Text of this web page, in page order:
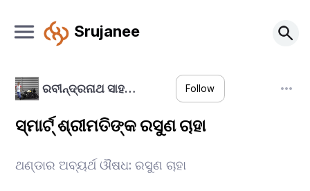
Srujanee
ରବୀନ୍ଦ୍ରନାଥ ସାହ… Follow
ସ୍ମାର୍ଟ୍ ଶ୍ରୀମତିଙ୍କ ରସୁଣ ଚାହା
ଥଣ୍ଡାର ଅବ୍ୟର୍ଥ ଔଷଧ: ରସୁଣ ଚାହା